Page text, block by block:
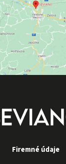
Firemné údaje